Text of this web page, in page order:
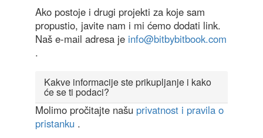
Ako postoje i drugi projekti za koje sam
propustio, javite nam i mi ćemo dodati link.
Naš e-mail adresa je info@bitbybitbook.com
.
Kakve informacije ste prikupljanje i kako
će se ti podaci?
Molimo pročitajte našu privatnost i pravila o
pristanku .